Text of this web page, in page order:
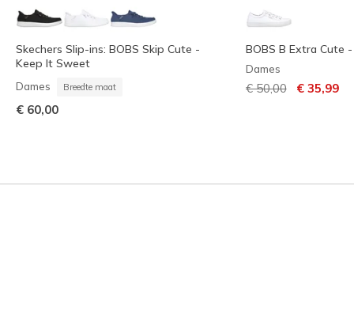
Skechers Slip-ins: BOBS Skip Cute -
Keep It Sweet
Dames Breedte maat
€ 60,00
BOBS B Extra Cute
Dames
Prijs verlaagd van
€ 50,00naar
€ 35,99